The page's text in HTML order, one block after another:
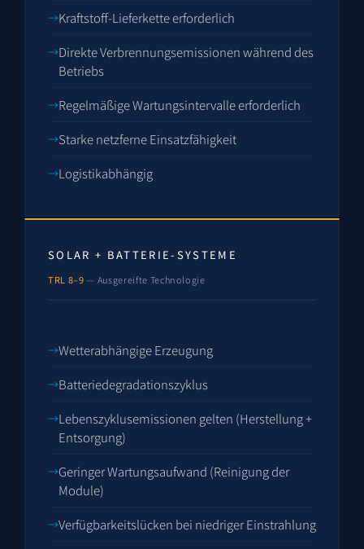
Kraftstoff-Lieferkette erforderlich
Direkte Verbrennungsemissionen während des
Betriebs
Regelmäßige Wartungsintervalle erforderlich
Starke netzferne Einsatzfähigkeit
Logistikabhängig
SOLAR + BATTERIE-SYSTEME
TRL 8–9 — Ausgereifte Technologie
Wetterabhängige Erzeugung
Batteriedegradationszyklus
Lebenszyklusemissionen gelten (Herstellung +
Entsorgung)
Geringer Wartungsaufwand (Reinigung der
Module)
Verfügbarkeitslücken bei niedriger Einstrahlung